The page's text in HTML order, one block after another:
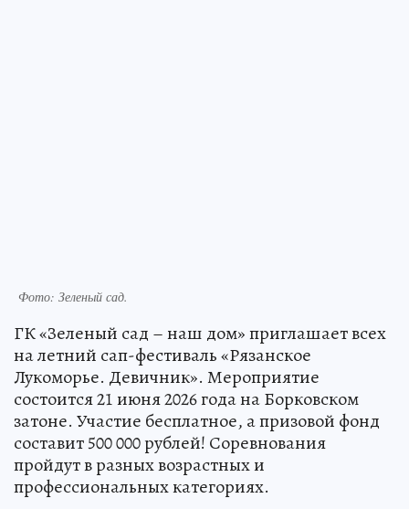
Фото: Зеленый сад.
ГК «Зеленый сад – наш дом» приглашает всех
на летний сап-фестиваль «Рязанское
Лукоморье. Девичник». Мероприятие
состоится 21 июня 2026 года на Борковском
затоне. Участие бесплатное, а призовой фонд
составит 500 000 рублей! Соревнования
пройдут в разных возрастных и
профессиональных категориях.